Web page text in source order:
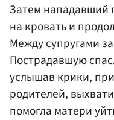
Затем
на кровать и
Между супругами
Пострадавшую
услышав крики,
родителей,
помогла матери